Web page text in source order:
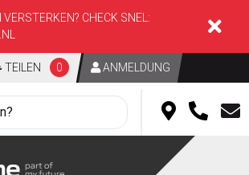
CHECK SNEL:
TEILEN 0 ANMELDUNG